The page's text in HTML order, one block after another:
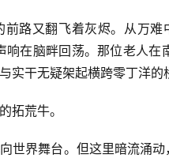
路又翻飞着灰烬。从万
响在脑畔回荡。那位老人
实干无疑架起横跨零丁洋的
拓荒牛。
世界舞台。但这里暗流涌